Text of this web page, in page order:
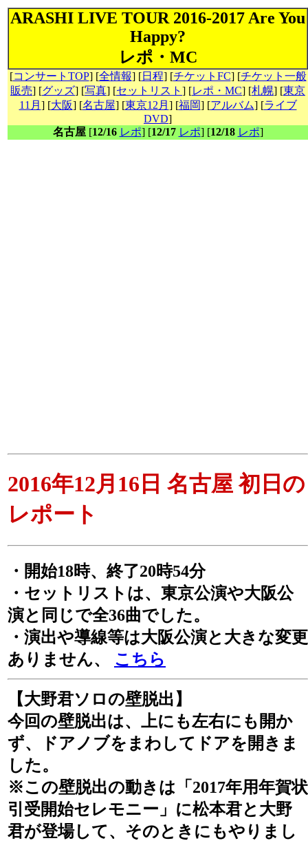
ARASHI LIVE TOUR 2016-2017 Are You
Happy?
レポ・MC
[コンサートTOP] [全情報] [日程] [チケットFC] [チケット一般
販売] [グッズ] [写真] [セットリスト ] [レポ・MC] [札幌] [東京
11月 ] [大阪] [名古屋] [東京12月 ] [福岡] [アルバム] [ライブ
DVD]
名古屋[12/16 レポ] [12/17 レポ] [12/18 レポ]
2016年12月16日 名古屋 初日の
レポート
・開始18時、終了20時54分
・セットリストは、東京公演や大阪公
演と同じで全36曲でした。
・演出や導線等は大阪公演と大きな変更
ありません、 こちら
【大野君ソロの壁脱出】
今回の壁脱出は、上にも左右にも開か
ず、ドアノブをまわしてドアを開きま
した。
※この壁脱出の動きは「2017年用年賀状
引受開始セレモニー」に松本君と大野
君が登場して、そのときにもやりまし